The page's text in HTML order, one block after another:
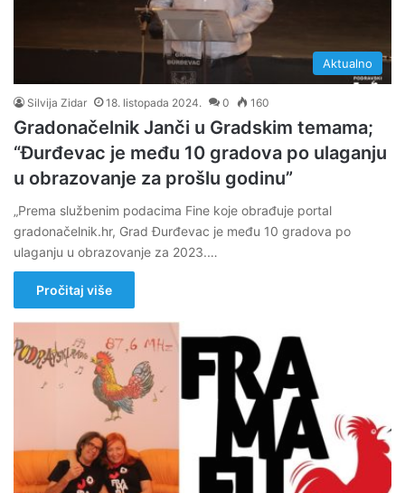
Aktualno
Silvija Zidar 18. listopada 2024. 0 160
Gradonačelnik Janči u Gradskim temama;
“Đurđevac je među 10 gradova po ulaganju
u obrazovanje za prošlu godinu”
„Prema službenim podacima Fine koje obrađuje portal
gradonačelnik.hr, Grad Đurđevac je među 10 gradova po
ulaganju u obrazovanje za 2023.…
Pročitaj više